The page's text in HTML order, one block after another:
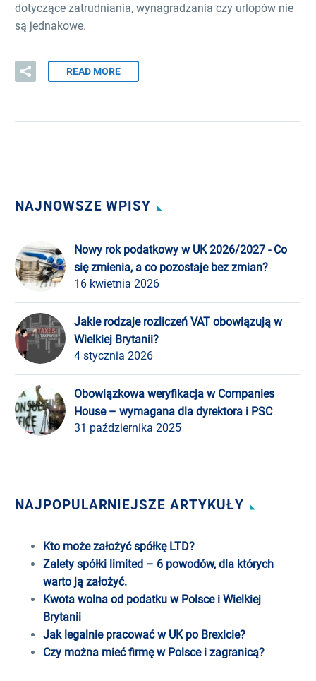
dotyczące zatrudniania, wynagradzania czy urlopów nie
są jednakowe.
READ MORE
NAJNOWSZE WPISY
Nowy rok podatkowy w UK 2026/2027 - Co
się zmienia, a co pozostaje bez zmian?
16 kwietnia 2026
Jakie rodzaje rozliczeń VAT obowiązują w
Wielkiej Brytanii?
4 stycznia 2026
Obowiązkowa weryfikacja w Companies
House – wymagana dla dyrektora i PSC
31 października 2025
NAJPOPULARNIEJSZE ARTYKUŁY
Kto może założyć spółkę LTD?
Zalety spółki limited – 6 powodów, dla których
warto ją założyć.
Kwota wolna od podatku w Polsce i Wielkiej
Brytanii
Jak legalnie pracować w UK po Brexicie?
Czy można mieć firmę w Polsce i zagranicą?